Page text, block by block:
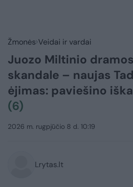
Žmonės Veidai ir vardai
Juozo Miltinio
skandale – naujas
ėjimas: paviešino
(6)
2026 m. rugpjūčio 8 d. 10:19
Lrytas.lt